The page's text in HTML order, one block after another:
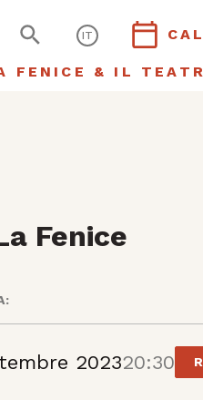
IT
FENICE & IL
Fenice
202320:30